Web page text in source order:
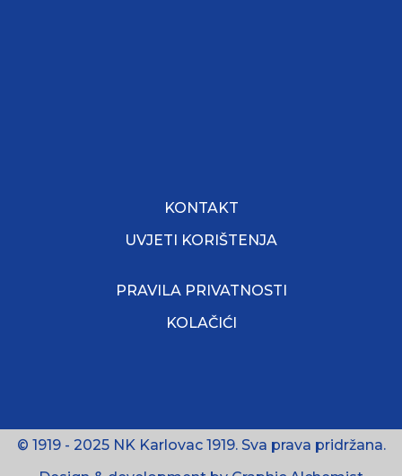
KONTAKT
UVJETI KORIŠTENJA
PRAVILA PRIVATNOSTI
KOLAČIĆI
© 1919 - 2025 NK Karlovac 1919. Sva prava pridržana.